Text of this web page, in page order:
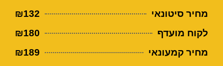
מחיר סיטונאי
₪132
לקוח מועדף
₪180
מחיר קמעונאי
₪189